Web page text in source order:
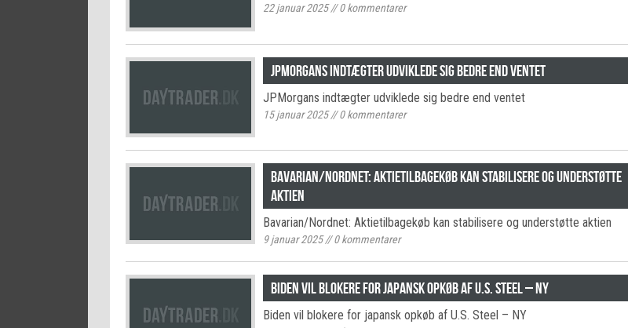
22 januar 2025//0kommentarer
JPMorgans indtægter udviklede sig bedre end ventet
JPMorgans indtægter udviklede sig bedre end ventet
15 januar 2025//0kommentarer
Bavarian/Nordnet: Aktietilbagekøb kan stabilisere og understøtte
aktien
Bavarian/Nordnet: Aktietilbagekøb kan stabilisere og understøtte aktien
9 januar 2025//0kommentarer
Biden vil blokere for japansk opkøb af U.S. Steel – NY
Biden vil blokere for japansk opkøb af U.S. Steel – NY